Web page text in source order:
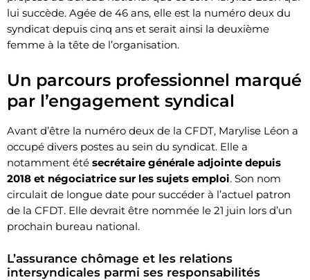
lui succède. Agée de 46 ans, elle est la numéro deux du
syndicat depuis cinq ans et serait ainsi la deuxième
femme à la tête de l’organisation.
Un parcours professionnel marqué
par l’engagement syndical
Avant d’être la numéro deux de la CFDT, Marylise Léon a
occupé divers postes au sein du syndicat. Elle a
notamment été secrétaire générale adjointe depuis
2018 et négociatrice sur les sujets emploi. Son nom
circulait de longue date pour succéder à l’actuel patron
de la CFDT. Elle devrait être nommée le 21 juin lors d’un
prochain bureau national.
L’assurance chômage et les relations
intersyndicales parmi ses responsabilités